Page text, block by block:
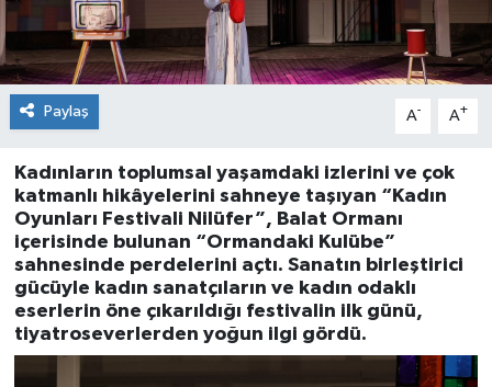
Paylaş A- A+
Kadınların toplumsal yaşamdaki izlerini ve çok
katmanlı hikâyelerini sahneye taşıyan “Kadın
Oyunları Festivali Nilüfer”, Balat Ormanı
içerisinde bulunan “Ormandaki Kulübe”
sahnesinde perdelerini açtı. Sanatın birleştirici
gücüyle kadın sanatçıların ve kadın odaklı
eserlerin öne çıkarıldığı festivalin ilk günü,
tiyatroseverlerden yoğun ilgi gördü.